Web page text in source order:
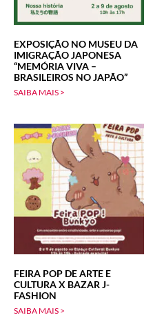
EXPOSIÇÃO NO MUSEU DA
IMIGRAÇÃO JAPONESA
“MEMÓRIA VIVA –
BRASILEIROS NO JAPÃO”
SAIBA MAIS >
FEIRA POP DE ARTE E
CULTURA X BAZAR J-
FASHION
SAIBA MAIS >